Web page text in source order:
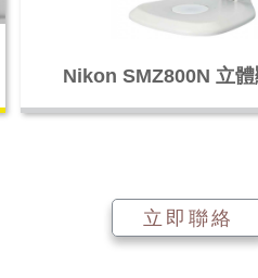
Nikon SMZ800N 立
立即聯絡